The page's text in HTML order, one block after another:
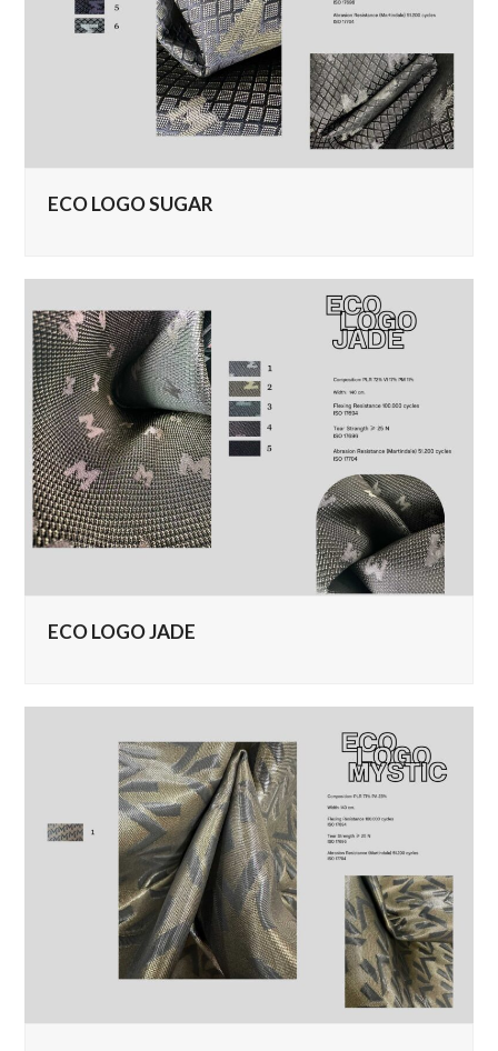
ECO LOGO SUGAR
ECO LOGO JADE